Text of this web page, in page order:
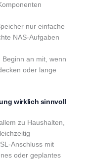
nur einfache
NAS-Aufgaben
Beginn an mit, wenn
oder lange
wirklich sinnvoll
zu Haushalten,
Anschluss mit
oder geplantes